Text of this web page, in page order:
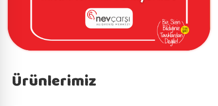
Ürünlerimiz